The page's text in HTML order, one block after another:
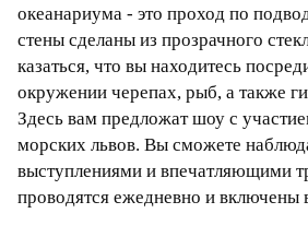
океанариума - это проход по
стены сделаны из прозрачного
казаться, что вы находитесь
окружении черепах, рыб, а также
Здесь вам предложат шоу с
морских львов. Вы сможете
выступлениями и впечатляющими
проводятся ежедневно и включены